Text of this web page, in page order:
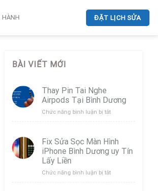
HÀNH ĐẶT LỊCH SỬA
BÀI VIẾT MỚI
Thay Pin Tai Nghe
Airpods Tại Bình Dương
Chức năng bình luận bị tắtở
Tai
Nghe
Airpods
Bình
Fix Sửa Sọc Màn Hình
iPhone Bình Dương uy Tín
Lấy Liền
Chức năng bình luận bị tắtở